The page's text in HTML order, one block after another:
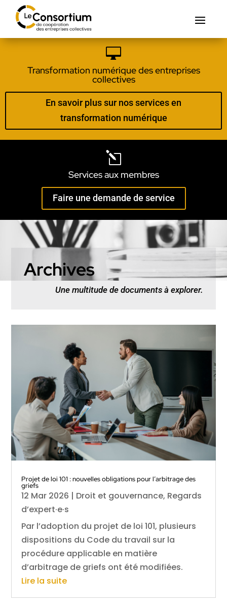

Transformation numérique des entreprises
collectives
En savoir plus sur nos services en
transformation numérique
l
Services aux membres
Faire une demande de service
Archives
Une multitude de documents à explorer.
Projet de loi 101 : nouvelles obligations pour l’arbitrage des
griefs
12 Mar 2026 | Droit et gouvernance, Regards
d’expert·e·s
Par l’adoption du projet de loi 101, plusieurs
dispositions du Code du travail sur la
procédure applicable en matière
d’arbitrage de griefs ont été modifiées.
Lire la suite